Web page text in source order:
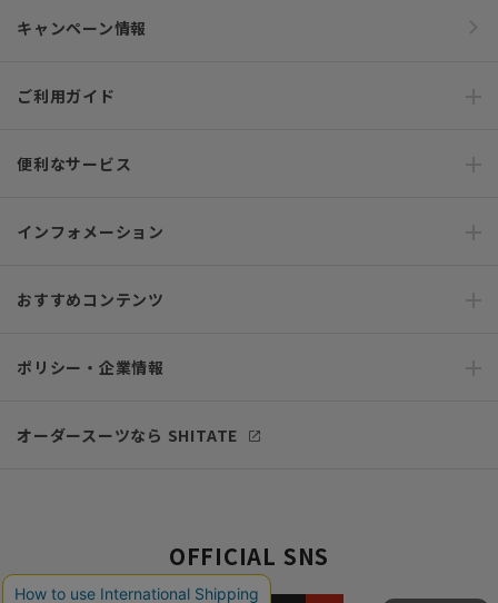
キャンペーン情報
ご利用ガイド
便利なサービス
インフォメーション
おすすめコンテンツ
ポリシー・企業情報
オーダースーツなら SHITATE
OFFICIAL SNS